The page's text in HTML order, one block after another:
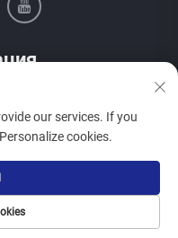
рассылку
our services. If you
cookies.